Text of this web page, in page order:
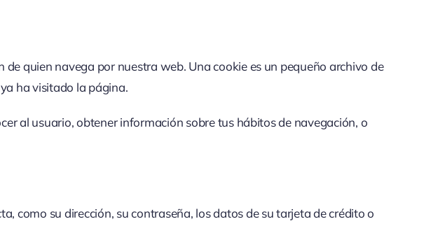
quien navega por nuestra web. Una cookie es un pequeño archivo de
ha visitado la página.
al usuario, obtener información sobre tus hábitos de navegación, o
como su dirección, su contraseña, los datos de su tarjeta de crédito o